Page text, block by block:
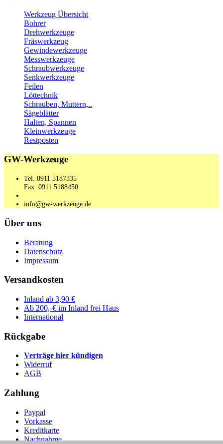
Werkzeug Übersicht
Bohrer
Drehwerkzeuge
Fräswerkzeug
Gewindewerkzeuge
Messwerkzeuge
Schraubwerkzeuge
Senkwerkzeuge
Feilen
Löttechnik
Schrauben, Muttern,..
Sägeblätter
Halten, Spannen
Kleinwerkzeuge
Restposten
GW-Werkzeuge
Tel. 0911 5187335
Fax: 0911 5188450
info@gw-werkzeuge.de
Über uns
Beratung
Datenschutz
Impressum
Versandkosten
Inland ab 3,90 €
Ab 200,-€ im Inland frei Haus
International
Rückgabe
Verträge hier kündigen
Widerruf
AGB
Zahlung
Paypal
Vorkasse
Kreditkarte
Nachnahme